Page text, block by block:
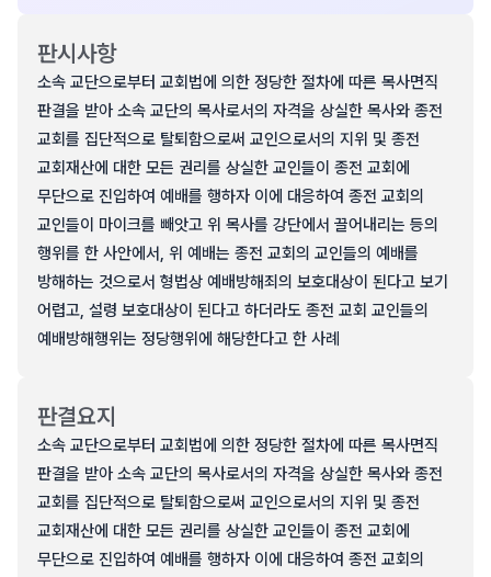
판시사항
소속 교단으로부터 교회법에 의한 정당한 절차에 따른 목사면직
판결을 받아 소속 교단의 목사로서의 자격을 상실한 목사와 종전
교회를 집단적으로 탈퇴함으로써 교인으로서의 지위 및 종전
교회재산에 대한 모든 권리를 상실한 교인들이 종전 교회에
무단으로 진입하여 예배를 행하자 이에 대응하여 종전 교회의
교인들이 마이크를 빼앗고 위 목사를 강단에서 끌어내리는 등의
행위를 한 사안에서, 위 예배는 종전 교회의 교인들의 예배를
방해하는 것으로서 형법상 예배방해죄의 보호대상이 된다고 보기
어렵고, 설령 보호대상이 된다고 하더라도 종전 교회 교인들의
예배방해행위는 정당행위에 해당한다고 한 사례
판결요지
소속 교단으로부터 교회법에 의한 정당한 절차에 따른 목사면직
판결을 받아 소속 교단의 목사로서의 자격을 상실한 목사와 종전
교회를 집단적으로 탈퇴함으로써 교인으로서의 지위 및 종전
교회재산에 대한 모든 권리를 상실한 교인들이 종전 교회에
무단으로 진입하여 예배를 행하자 이에 대응하여 종전 교회의